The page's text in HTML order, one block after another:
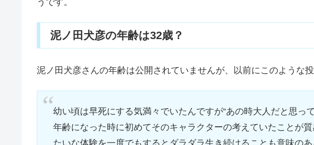
泥ノ田犬彦の年齢は32歳？
泥ノ田犬彦さんの年齢は公開されていませんが、以前にこのような投
幼い頃は早死にする気満々でいたんですが“あの時大人だと思っ
年齢になった時に初めてそのキャラクターの考えていたことが
たいな体験を一度でもするとダラダラ生き続けることも意味の